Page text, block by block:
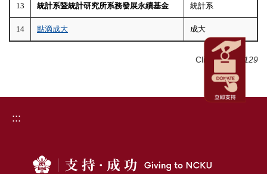
13 統計系暨統計研究所系務發展永續基金 統計系
14 點滴成大 成大
Click Num: 2129
:::